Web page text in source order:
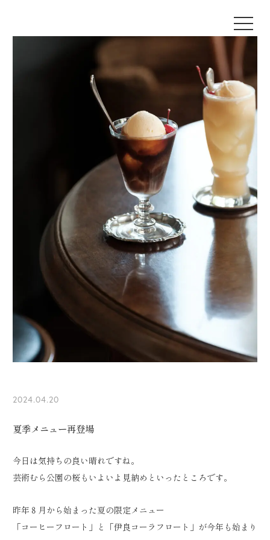
2024.04.20
夏季メニュー再登場
今日は気持ちの良い晴れですね。
芸術むら公園の桜もいよいよ見納めといったところです。
昨年８月から始まった夏の限定メニュー
「コーヒーフロート」と「伊良コーラフロート」が今年も始まり